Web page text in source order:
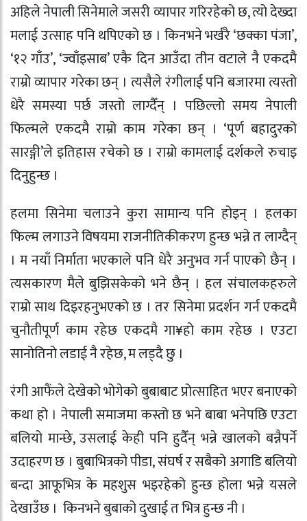
अहिले नेपाली सिनेमाले जसरी व्यापार गरिरहेको छ, त्यो देख्दा
मलाई उत्साह पनि थपिएको छ । किनभने भर्खरै ‘छक्का पंजा’,
‘१२ गाँउ’, ‘ज्वाँइसाब’ एकै दिन आउँदा तीन वटाले नै एकदमै
राम्रो व्यापार गरेका छन् । त्यसैले रंगीलाई पनि बजारमा त्यस्तो
धेरै समस्या पर्छ जस्तो लाग्दैँन् । पछिल्लो समय नेपाली
फिल्मले एकदमै राम्रो काम गरेका छन् । ‘पूर्ण बहादुरको
सारङ्गी’ले इतिहास रचेको छ । राम्रो कामलाई दर्शकले रुचाइ
दिनुहुन्छ ।
हलमा सिनेमा चलाउने कुरा सामान्य पनि होइन् । हलका
फिल्म लगाउने विषयमा राजनीतिकीकरण हुन्छ भन्ने त लाग्दैन्
। म नयाँ निर्माता भएकाले पनि धेरै अनुभव गर्न पाएको छैन् ।
त्यसकारण मैले बुझिसकेको भने छैन् । हल संचालकहरुले
राम्रो साथ दिइरहनुभएको छ । तर सिनेमा प्रदर्शन गर्न एकदमै
चुनौतीपूर्ण काम रहेछ एकदमै गा¥हो काम रहेछ । एउटा
सानोतिनो लडाई नै रहेछ, म लड्दै छु ।
रंगी आफैंले देखेको भोगेको बुबाबाट प्रोत्साहित भएर बनाएको
कथा हो । नेपाली समाजमा कस्तो छ भने बाबा भनेपछि एउटा
बलियो मान्छे, उसलाई केही पनि हुदैँन् भन्ने खालको बन्नैपर्ने
उदाहरण छ । बुबाभित्रको पीडा, संघर्ष र सबैको अगाडि बलियो
बन्दा आफूभित्र के महशुस भइरहेको हुन्छ होला भन्ने यसले
देखाउँछ । किनभने बुबाको दुखाई त भित्र हुन्छ नी ।